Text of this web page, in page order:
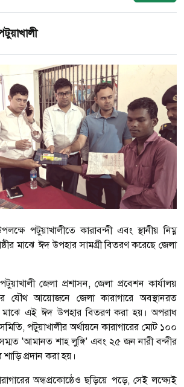
পটুয়াখালীতে কারাবন্দী এবং স্থানীয় নিম্ন
মাঝে ঈদ উপহার সামগ্রী বিতরণ করেছে জেলা
জেলা প্রশাসন, জেলা প্রবেশন কার্যালয়
যৌথ আয়োজনে জেলা কারাগারে অবস্থানরত
মাঝে এই ঈদ উপহার বিতরণ করা হয়। অপরাধ
পটুয়াখালীর অর্থায়নে কারাগারের মোট ১০০
'আমানত শাহ লুঙ্গি' এবং ২৫ জন নারী বন্দীর
প্রদান করা হয়।
অন্ধপ্রকোষ্ঠেও ছড়িয়ে পড়ে, সেই লক্ষ্যেই